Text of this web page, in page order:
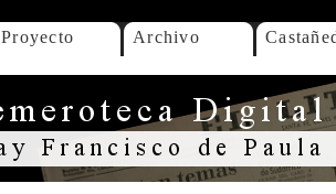
Proyecto Archivo